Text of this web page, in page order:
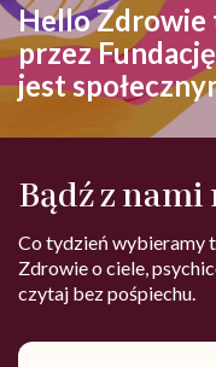
Hello Zdrowie
przez
jest
Bądź z nami
Co tydzień wybieramy
Zdrowie o ciele,
czytaj bez pośpiechu.
Adres